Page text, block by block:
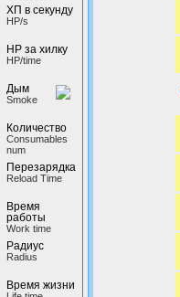
ХП в секунду
HP/s
HP за хилку
HP/time
Дым
Smoke
Количество
Сonsumables
num
Перезарядка
Reload Time
Время
работы
Work time
Радиус
Radius
Время жизни